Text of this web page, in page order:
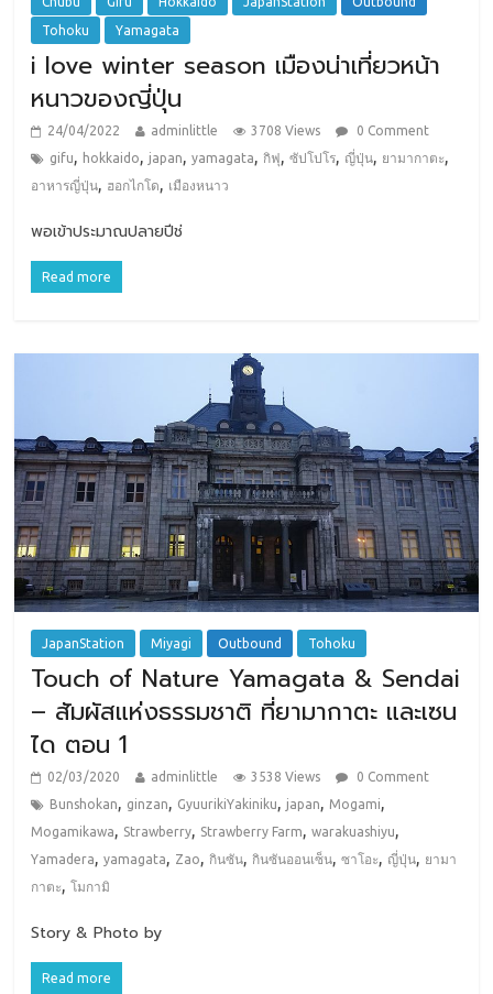
Tohoku
Yamagata
i love winter season เมืองน่าเที่ยวหน้า
หนาวของญี่ปุ่น
24/04/2022 adminlittle 3708 Views
0 Comment
gifu, hokkaido, japan,yamagata,กิฟุ ,ซัปโปโร, ญี่ปุ่น, ยามากาตะ,
อาหารญี่ปุ่น, ฮอกไกโด, เมืองหนาว
พอเข้าประมาณปลายปีช่
Read more
JapanStation Miyagi Outbound Tohoku
Touch of Nature Yamagata & Sendai
– สัมผัสแห่งธรรมชาติ ที่ยามากาตะ และเซน
ได ตอน 1
02/03/2020 adminlittle 3538 Views
0 Comment
Bunshokan, ginzan, GyuurikiYakiniku, japan, Mogami,
Mogamikawa, Strawberry, Strawberry Farm,warakuashiyu,
Yamadera,yamagata, Zao,กินซัน,กินซันออนเซ็น,ซาโอะ, ญี่ปุ่น, ยามา
กาตะ,โมกามิ
Story & Photo by
Read more